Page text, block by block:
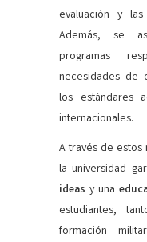
evaluación y
Además, se
programas
necesidades de
los estándares
internacionales.
A través de
la universidad
ideas y una
estudiantes,
formación